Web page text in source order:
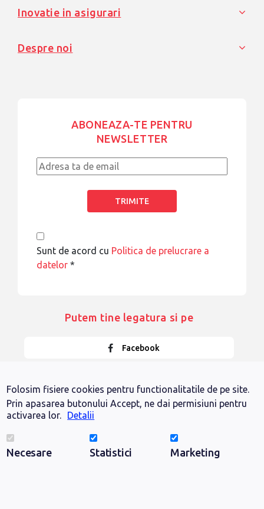
Inovatie in asigurari
Despre noi
ABONEAZA-TE PENTRU
NEWSLETTER
Sunt de acord cu Politica de prelucrare a
datelor *
Putem tine legatura si pe
Facebook
LinkedIn
Folosim fisiere cookies pentru functionalitatile de pe site.
Prin apasarea butonului Accept, ne dai permisiuni pentru
activarea lor.
Detalii
Necesare Statistici Marketing